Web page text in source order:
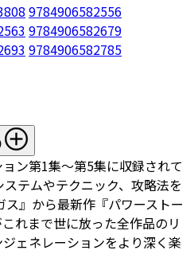
9784906582556
9784906582679
9784906582785
ン第1集～第5集に収録されて
テムやテクニック、攻略法を
』から最新作『パワーストー
れまで世に放った全作品のリ
ェネレーションをより深く楽